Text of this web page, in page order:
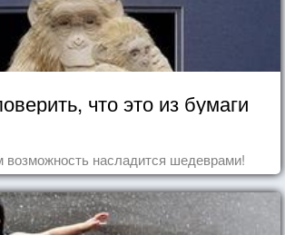
что это из бумаги
насладится шедеврами!